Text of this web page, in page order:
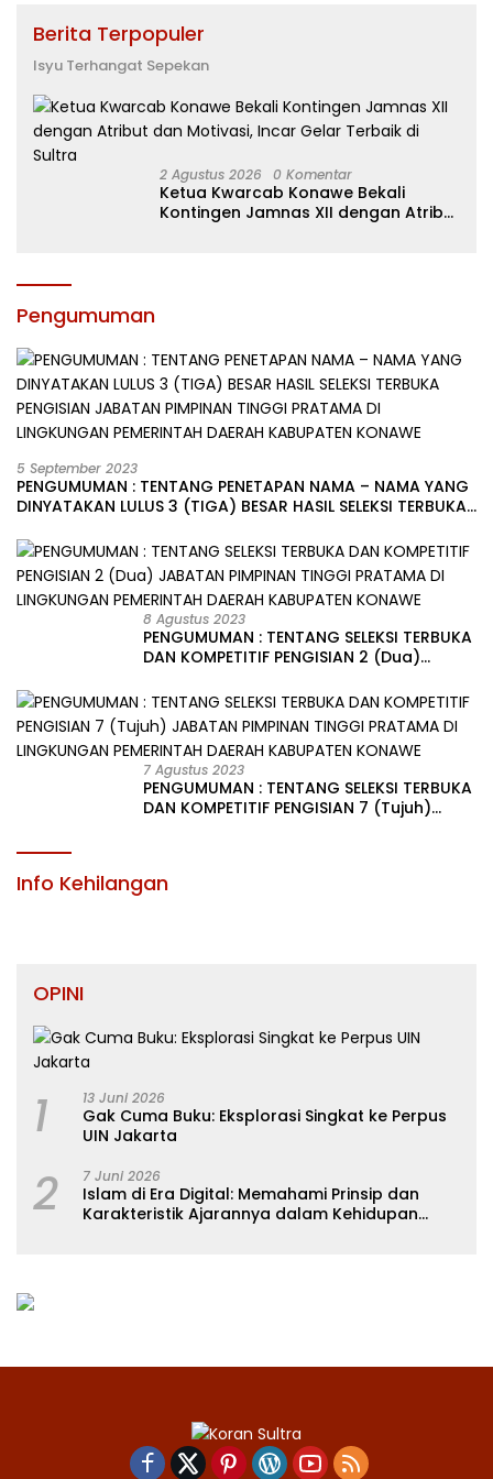
Berita Terpopuler
Isyu Terhangat Sepekan
2 Agustus 2026 0 Komentar
Ketua Kwarcab Konawe Bekali
Kontingen Jamnas XII dengan Atribut
Pengumuman
5 September 2023
PENGUMUMAN : TENTANG PENETAPAN NAMA – NAMA YANG
DINYATAKAN LULUS 3 (TIGA) BESAR HASIL SELEKSI TERBUKA
LINGKUNGAN PEMERINTAH DAERAH KABUPATEN KONAWE
8 Agustus 2023
PENGUMUMAN : TENTANG SELEKSI TERBUKA
DAN KOMPETITIF PENGISIAN 2 (Dua)
LINGKUNGAN PEMERINTAH DAERAH
KABUPATEN KONAWE
7 Agustus 2023
PENGUMUMAN : TENTANG SELEKSI TERBUKA
DAN KOMPETITIF PENGISIAN 7 (Tujuh)
Info Kehilangan
OPINI
1 13 Juni 2026
Gak Cuma Buku: Eksplorasi Singkat ke Perpus
UIN Jakarta
2 7 Juni 2026
Islam di Era Digital: Memahami Prinsip dan
Karakteristik Ajarannya dalam Kehidupan